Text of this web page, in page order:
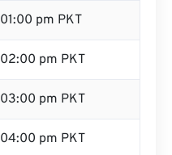
01:00 pm PKT
02:00 pm PKT
03:00 pm PKT
04:00 pm PKT